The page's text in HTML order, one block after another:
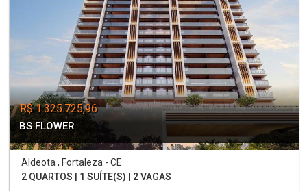
R$ 1.325.725,96
BS FLOWER
Aldeota , Fortaleza - CE
2 QUARTOS | 1 SUÍTE(S) | 2 VAGAS